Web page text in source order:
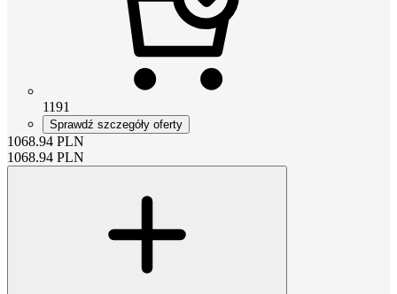
1191
Sprawdź szczegóły oferty
1068.94 PLN
1068.94 PLN